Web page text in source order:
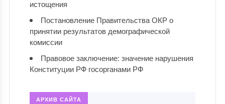
истощения
Постановление Правительства ОКР о
принятии результатов демографической
комиссии
Правовое заключение: значение нарушения
Конституции РФ госорганами РФ
АРХИВ САЙТА